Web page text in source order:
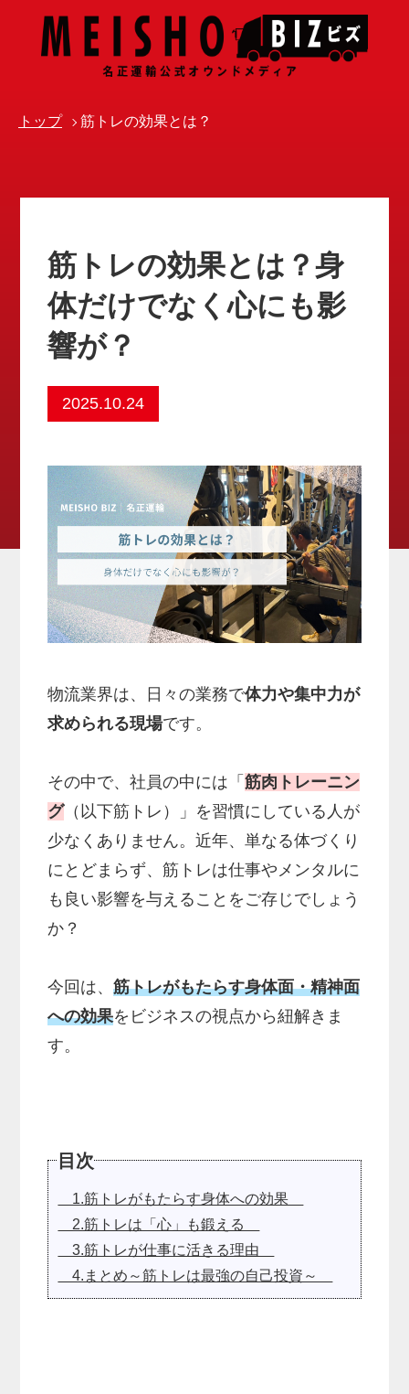
トップ 筋トレの効果とは？
筋トレの効果とは？身
体だけでなく心にも影
響が？
2025.10.24
物流業界は、日々の業務で体力や集中力が
求められる現場です。
その中で、社員の中には「筋肉トレーニン
グ（以下筋トレ）」を習慣にしている人が
少なくありません。近年、単なる体づくり
にとどまらず、筋トレは仕事やメンタルに
も良い影響を与えることをご存じでしょう
か？
今回は、筋トレがもたらす身体面・精神面
への効果をビジネスの視点から紐解きま
す。
目次
1.筋トレがもたらす身体への効果
2.筋トレは「心」も鍛える
3.筋トレが仕事に活きる理由
4.まとめ～筋トレは最強の自己投資～